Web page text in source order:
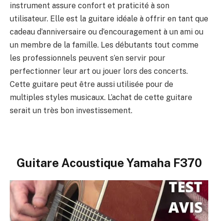
instrument assure confort et praticité à son
utilisateur. Elle est la guitare idéale à offrir en tant que
cadeau d’anniversaire ou d’encouragement à un ami ou
un membre de la famille. Les débutants tout comme
les professionnels peuvent s’en servir pour
perfectionner leur art ou jouer lors des concerts.
Cette guitare peut être aussi utilisée pour de
multiples styles musicaux. L’achat de cette guitare
serait un très bon investissement.
Guitare Acoustique Yamaha F370